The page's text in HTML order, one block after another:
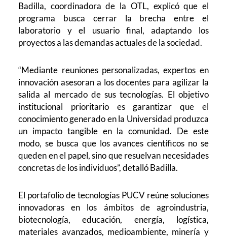
Badilla, coordinadora de la OTL, explicó que el
programa busca cerrar la brecha entre el
laboratorio y el usuario final, adaptando los
proyectos a las demandas actuales de la sociedad.
“Mediante reuniones personalizadas, expertos en
innovación asesoran a los docentes para agilizar la
salida al mercado de sus tecnologías. El objetivo
institucional prioritario es garantizar que el
conocimiento generado en la Universidad produzca
un impacto tangible en la comunidad. De este
modo, se busca que los avances científicos no se
queden en el papel, sino que resuelvan necesidades
concretas de los individuos”, detalló Badilla.
El portafolio de tecnologías PUCV reúne soluciones
innovadoras en los ámbitos de agroindustria,
biotecnología, educación, energía, logística,
materiales avanzados, medioambiente, minería y